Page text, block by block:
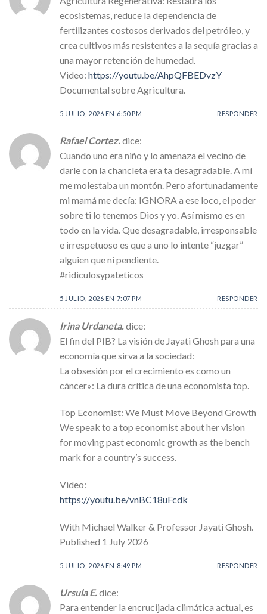
ecosistemas, reduce la dependencia de
fertilizantes costosos derivados del petróleo, y
crea cultivos más resistentes a la sequía gracias a
una mayor retención de humedad.
Video: https://youtu.be/AhpQFBEDvzY
Documental sobre Agricultura.
5 JULIO, 2026 EN 6:50 PM RESPONDER
Rafael Cortez.dice:
Cuando uno era niño y lo amenaza el vecino de
darle con la chancleta era ta desagradable. A mí
me molestaba un montón. Pero afortunadamente
mi mamá me decía: IGNORA a ese loco, el poder
sobre ti lo tenemos Dios y yo. Así mismo es en
todo en la vida. Que desagradable, irresponsable
e irrespetuoso es que a uno lo intente “juzgar”
alguien que ni pendiente.
#ridiculosypateticos
5 JULIO, 2026 EN 7:07 PM RESPONDER
Irina Urdaneta. dice:
El fin del PIB? La visión de Jayati Ghosh para una
economía que sirva a la sociedad:
La obsesión por el crecimiento es como un
cáncer»: La dura crítica de una economista top.
Top Economist: We Must Move Beyond Growth
We speak to a top economist about her vision
for moving past economic growth as the bench
mark for a country’s success.
Video:
https://youtu.be/vnBC18uFcdk
With Michael Walker & Professor Jayati Ghosh.
Published 1 July 2026
5 JULIO, 2026 EN 8:49 PM RESPONDER
Ursula E.dice:
Para entender la encrucijada climática actual, es